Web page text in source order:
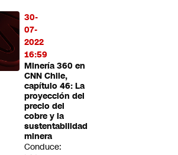
30-
07-
2022
16:59
Minería 360 en
CNN Chile,
capítulo 46: La
proyección del
precio del
cobre y la
sustentabilidad
minera
Conduce: